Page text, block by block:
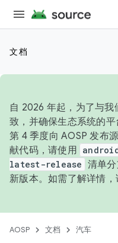
文档
自 2026 年起，为了与
致，并确保生态系统的
第 4 季度向 AOSP 发布
献代码，请使用
latest-release 清单
新版本。如需了解详情，
AOSP 文档 汽车